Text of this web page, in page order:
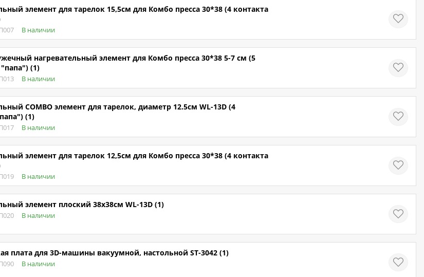
элемент для тарелок 15,5см для Комбо пресса 30*38 (4 контакта
В наличии
нагревательный элемент для Комбо пресса 30*38 5-7 см (5
(1)
В наличии
COMBO элемент для тарелок, диаметр 12.5см WL-13D (4
(1)
В наличии
элемент для тарелок 12,5см для Комбо пресса 30*38 (4 контакта
В наличии
элемент плоский 38х38см WL-13D (1)
В наличии
плата для 3D-машины вакуумной, настольной ST-3042 (1)
В наличии